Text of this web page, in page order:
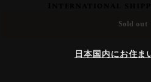
Sold out
日本国内にお住ま